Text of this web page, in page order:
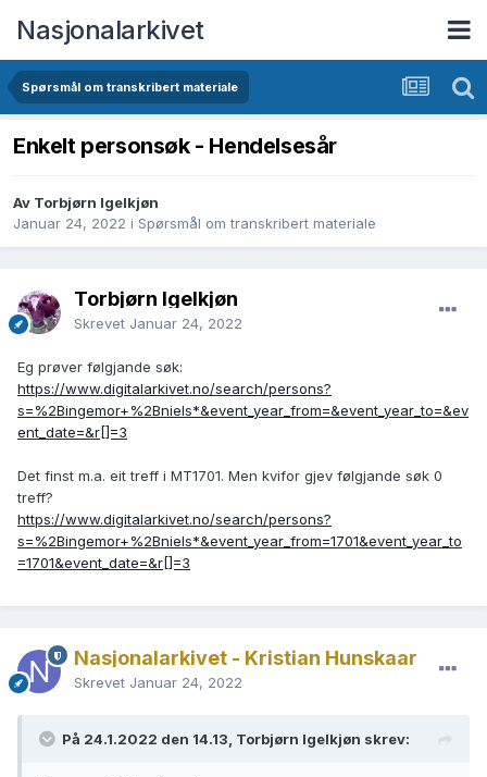
Nasjonalarkivet
Spørsmål om transkribert materiale
Enkelt personsøk - Hendelsesår
Av Torbjørn Igelkjøn
Januar 24, 2022 i Spørsmål om transkribert materiale
Torbjørn Igelkjøn
Skrevet Januar 24, 2022
Eg prøver følgjande søk:
https://www.digitalarkivet.no/search/persons?
s=%2Bingemor+%2Bniels*&event_year_from=&event_year_to=&ev
ent_date=&r[]=3
Det finst m.a. eit treff i MT1701. Men kvifor gjev følgjande søk 0
treff?
https://www.digitalarkivet.no/search/persons?
s=%2Bingemor+%2Bniels*&event_year_from=1701&event_year_to
=1701&event_date=&r[]=3
Nasjonalarkivet - Kristian Hunskaar
Skrevet Januar 24, 2022
På 24.1.2022 den 14.13, Torbjørn Igelkjøn skrev: